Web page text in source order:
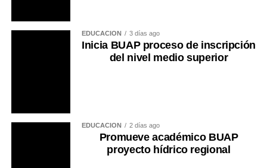
EDUCACIÓN 3 días ago
Inicia BUAP proceso de inscripción
del nivel medio superior
EDUCACIÓN 2 días ago
Promueve académico BUAP
proyecto hídrico regional